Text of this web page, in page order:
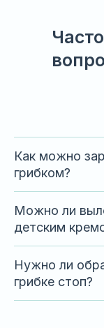
Как можно
грибком?
Можно ли
детским
Нужно ли
грибке стоп?